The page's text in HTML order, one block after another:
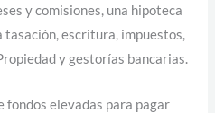
y comisiones, una hipoteca
tasación, escritura, impuestos,
y gestorías bancarias.
fondos elevadas para pagar